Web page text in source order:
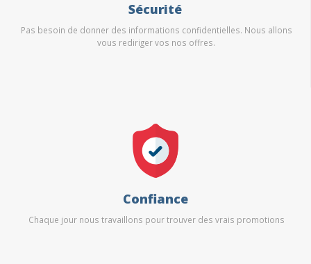
Sécurité
Pas besoin de donner des informations confidentielles. Nous allons
vous rediriger vos nos offres.
Confiance
Chaque jour nous travaillons pour trouver des vrais promotions